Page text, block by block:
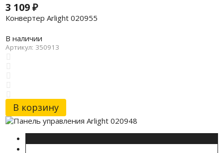
3 109₽
Конвертер Arlight 020955
В наличии
Артикул: 350913
В корзину